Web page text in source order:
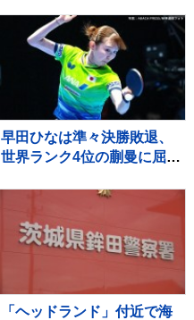
らい避難者”どう支えるか
“要配慮者”避難の現状 子ど
もの心ケアする医師も【報
早田ひなは準々決勝敗退、
世界ランク4位の蒯曼に屈
壁を越えられず【WTTチャ
「ヘッドランド」付近で海